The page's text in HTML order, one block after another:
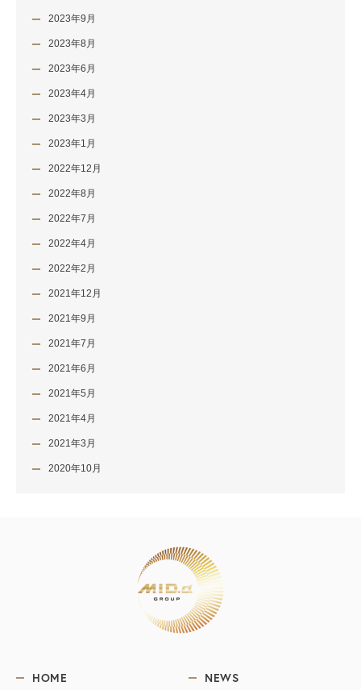
2023年9月
2023年8月
2023年6月
2023年4月
2023年3月
2023年1月
2022年12月
2022年8月
2022年7月
2022年4月
2022年2月
2021年12月
2021年9月
2021年7月
2021年6月
2021年5月
2021年4月
2021年3月
2020年10月
HOME NEWS